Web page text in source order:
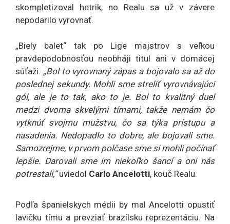
skompletizoval hetrik, no Realu sa už v závere
nepodarilo vyrovnať.
„Biely balet“ tak po Lige majstrov s veľkou
pravdepodobnosťou neobháji titul ani v domácej
súťaži. „Bol to vyrovnaný zápas a bojovalo sa až do
poslednej sekundy. Mohli sme streliť vyrovnávajúci
gól, ale je to tak, ako to je. Bol to kvalitný duel
medzi dvoma skvelými tímami, takže nemám čo
vytknúť svojmu mužstvu, čo sa týka prístupu a
nasadenia. Nedopadlo to dobre, ale bojovali sme.
Samozrejme, v prvom polčase sme si mohli počínať
lepšie. Darovali sme im niekoľko šancí a oni nás
potrestali,“uviedol Carlo Ancelotti, kouč Realu.
Podľa španielskych médii by mal Ancelotti opustiť
lavičku tímu a prevziať brazílsku reprezentáciu. Na